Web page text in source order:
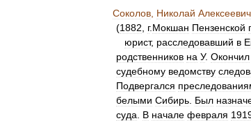
Соколов Николай Алексеевич
(1882 г.Мокшан Пензенской
юрист, расследовавший в
родственников на У. Окончил
судебному ведомству
Подвергался
белыми Сибирь Был
суда
В начале февраля